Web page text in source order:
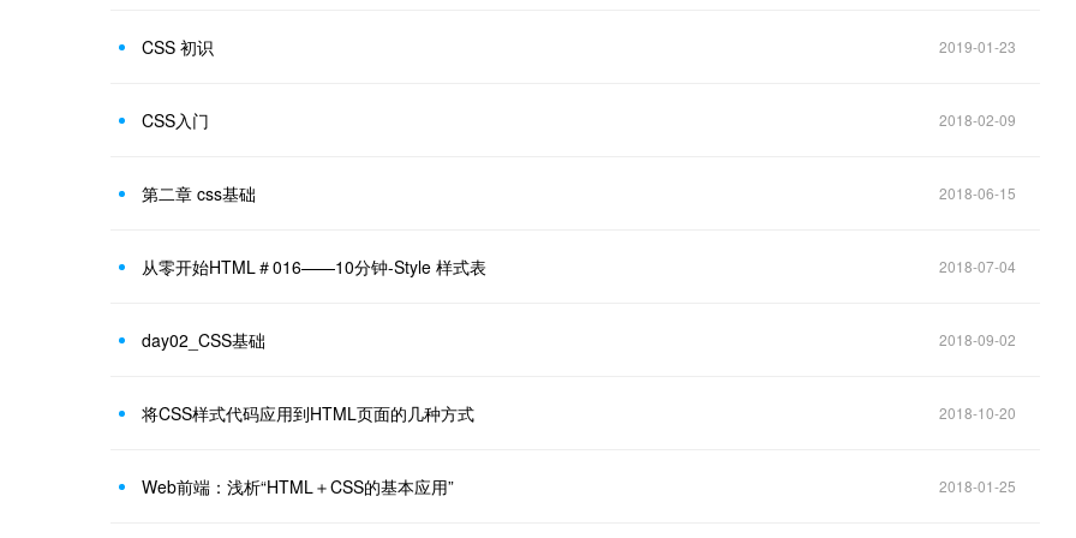
CSS 初识 2019-01-23
CSS入门 2018-02-09
第二章 css基础 2018-06-15
从零开始HTML＃016——10分钟-Style 样式表 2018-07-04
day02_CSS基础 2018-09-02
将CSS样式代码应用到HTML页面的几种方式 2018-10-20
Web前端：浅析“HTML＋CSS的基本应用” 2018-01-25